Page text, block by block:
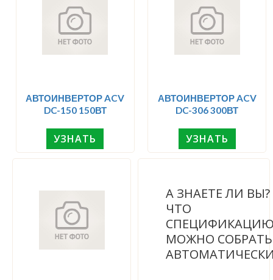
АВТОИНВЕРТОР ACV
DC-150 150ВТ
УЗНАТЬ
АВТОИНВЕРТОР ACV
DC-306 300ВТ
УЗНАТЬ
А ЗНАЕТЕ ЛИ ВЫ?
ЧТО
МОЖНО СОБРАТЬ